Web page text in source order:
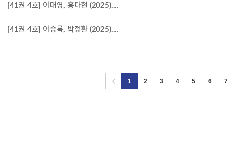
[41권 4호] 이대영, 홍다현 (2025)....
[41권 4호] 이승록, 박정환 (2025)....
1 2 3 4 5 6 7